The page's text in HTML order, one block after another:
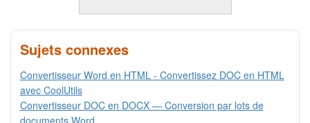
Sujets connexes
Convertisseur Word en HTML - Convertissez DOC en HTML
avec CoolUtils
Convertisseur DOC en DOCX — Conversion par lots de